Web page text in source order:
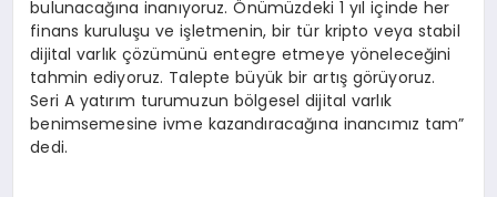
bulunacağına inanıyoruz. Önümüzdeki 1 yıl içinde her
finans kuruluşu ve işletmenin, bir tür kripto veya stabil
dijital varlık çözümünü entegre etmeye yöneleceğini
tahmin ediyoruz. Talepte büyük bir artış görüyoruz.
Seri A yatırım turumuzun bölgesel dijital varlık
benimsemesine ivme kazandıracağına inancımız tam”
dedi.